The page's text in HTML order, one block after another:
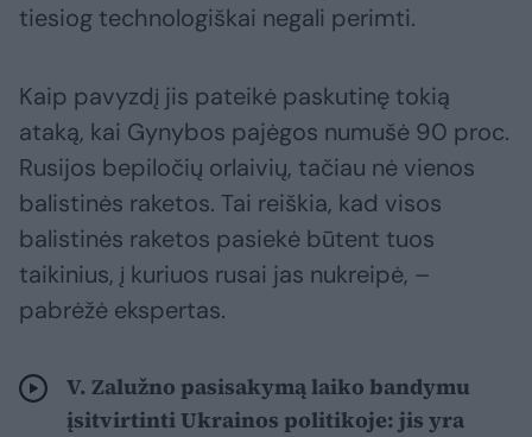
tiesiog technologiškai negali perimti.
Kaip pavyzdį jis pateikė paskutinę tokią
ataką, kai Gynybos pajėgos numušė 90 proc.
Rusijos bepiločių orlaivių, tačiau nė vienos
balistinės raketos. Tai reiškia, kad visos
balistinės raketos pasiekė būtent tuos
taikinius, į kuriuos rusai jas nukreipė, –
pabrėžė ekspertas.
V. Zalužno pasisakymą laiko bandymu
įsitvirtinti Ukrainos politikoje: jis yra